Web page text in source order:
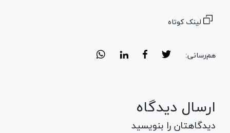
لینک کوتاه
هم‌رسانی:
ارسال دیدگاه
دیدگاهتان را بنویسید